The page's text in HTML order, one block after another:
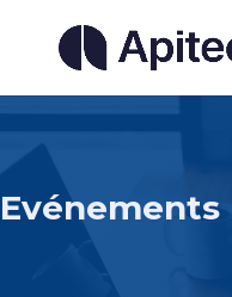
Evénements